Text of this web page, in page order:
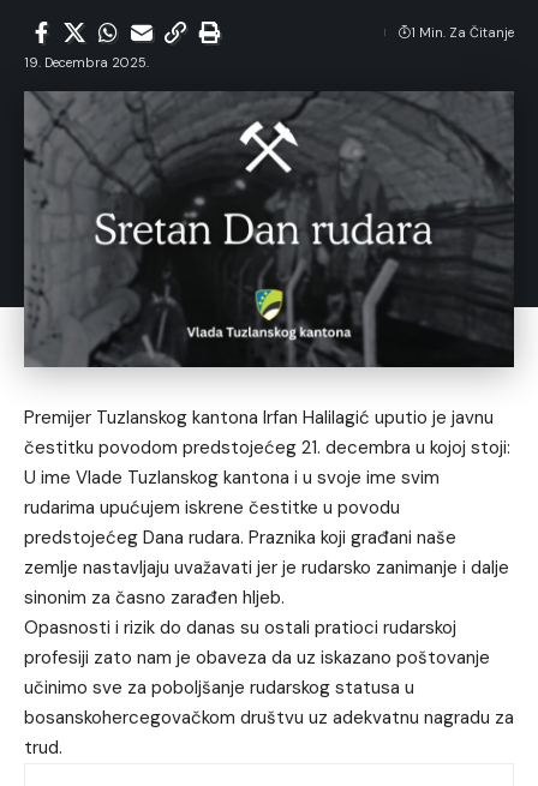
19. Decembra 2025.
1 Min. Za Čitanje
Premijer Tuzlanskog kantona Irfan Halilagić uputio je javnu
čestitku povodom predstojećeg 21. decembra u kojoj stoji:
U ime Vlade Tuzlanskog kantona i u svoje ime svim
rudarima upućujem iskrene čestitke u povodu
predstojećeg Dana rudara. Praznika koji građani naše
zemlje nastavljaju uvažavati jer je rudarsko zanimanje i dalje
sinonim za časno zarađen hljeb.
Opasnosti i rizik do danas su ostali pratioci rudarskoj
profesiji zato nam je obaveza da uz iskazano poštovanje
učinimo sve za poboljšanje rudarskog statusa u
bosanskohercegovačkom društvu uz adekvatnu nagradu za
trud.